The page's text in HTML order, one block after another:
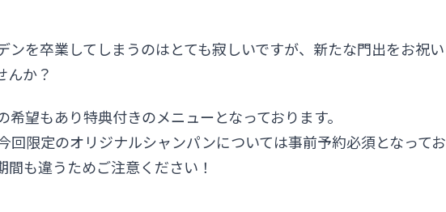
ンを卒業してしまうのはとても寂しいですが、新たな門出をお祝い
んか？
望もあり特典付きのメニューとなっております。
回限定のオリジナルシャンパンについては事前予約必須となってお
も違うためご注意ください！